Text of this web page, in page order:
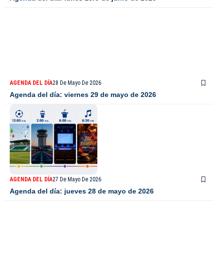
AGENDA DEL DÍA28 De Mayo De 2026
Agenda del día: viernes 29 de mayo de 2026
AGENDA DEL DÍA27 De Mayo De 2026
Agenda del día: jueves 28 de mayo de 2026